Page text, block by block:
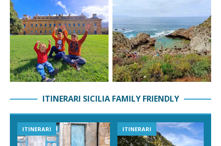
ITINERARI SICILIA FAMILY FRIENDLY
ITINERARI ITINERARI